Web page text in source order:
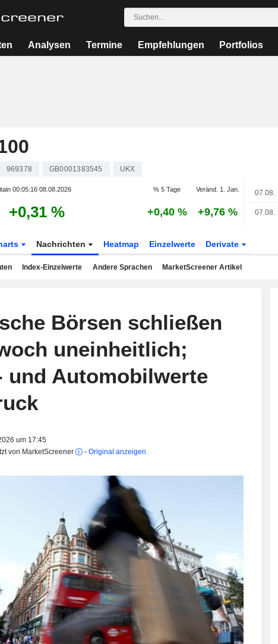
Analysen Termine Empfehlungen Portfolios
969378 GB0001383545 UKX
00:05:16 08.08.2026 % 5 Tage Veränd. 1. Jan.
+0,31 % +0,40 % +9,76 %
07.08.
07.08.
Nachrichten Heatmap Einzelwerte Derivate
Index-Einzelwerte Andere Sprachen MarketScreener Artikel
Börsen schließen
uneinheitlich;
und Automobilwerte
um 17:45
von MarketScreener
- Original anzeigen